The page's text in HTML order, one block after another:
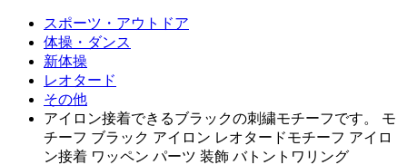
スポーツ・アウトドア
体操・ダンス
新体操
レオタード
その他
アイロン接着できるブラックの刺繍モチーフです。 モ
チーフ ブラック アイロン レオタードモチーフ アイロ
ン接着 ワッペン パーツ 装飾 バトントワリング